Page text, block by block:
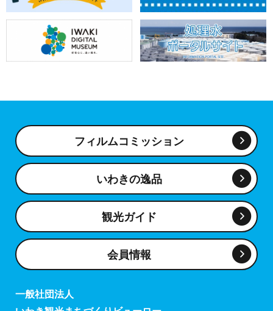
フィルムコミッション
いわきの逸品
観光ガイド
会員情報
一般社団法人